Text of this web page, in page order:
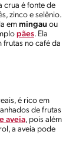
crua é fonte de
zinco e selênio.
em mingau ou
pães. Ela
frutas no café da
é rico em
de frutas
aveia, pois além
a aveia pode